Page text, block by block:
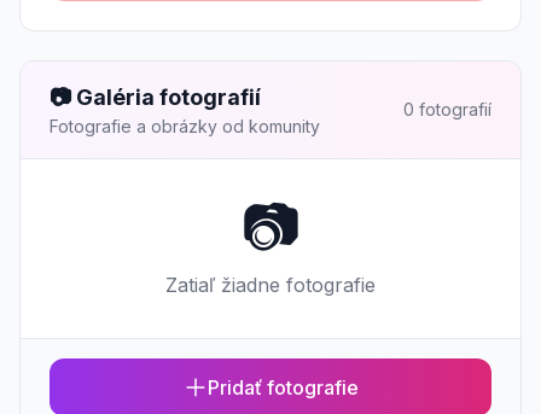
📷 Galéria fotografií
Fotografie a obrázky od komunity
0 fotografií
📷
Zatiaľ žiadne fotografie
Pridať fotografie